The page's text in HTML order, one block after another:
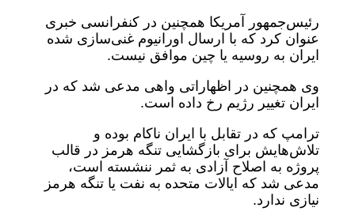
رئیس‌جمهور آمریکا همچنین در کنفرانسی خبری
عنوان کرد که با ارسال اورانیوم غنی‌سازی شده
ایران به روسیه یا چین موافق نیست.
وی همچنین در اظهاراتی واهی مدعی شد که در
ایران تغییر رژیم رخ داده است.
ترامپ که در تقابل با ایران ناکام بوده و
تلاش‌هایش برای بازگشایی تنگه هرمز در قالب
پروژه به اصلاح آزادی به ثمر ننشسته است،
مدعی شد که ایالات متحده به نفت یا تنگه هرمز
نیازی ندارد.